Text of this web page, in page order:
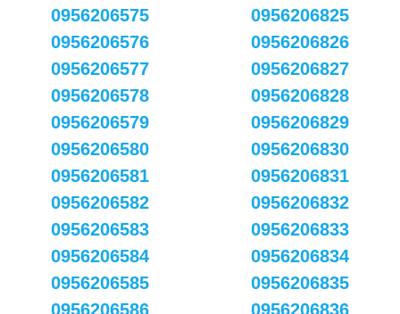
0956206575
0956206576
0956206577
0956206578
0956206579
0956206580
0956206581
0956206582
0956206583
0956206584
0956206585
0956206586
0956206825
0956206826
0956206827
0956206828
0956206829
0956206830
0956206831
0956206832
0956206833
0956206834
0956206835
0956206836